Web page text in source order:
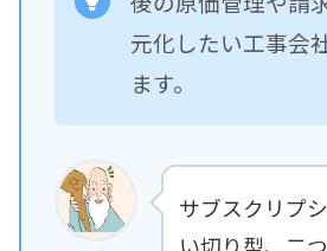
元化したい工事会
ます。
サブスクリプ
い切り型、二